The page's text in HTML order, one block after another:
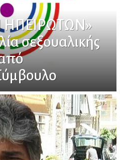
ΗΠΕΙΡΩΤΩΝ»
σεξουαλικής